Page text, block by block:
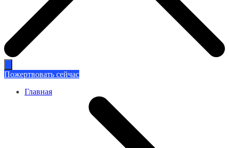
Пожертвовать сейчас
Главная